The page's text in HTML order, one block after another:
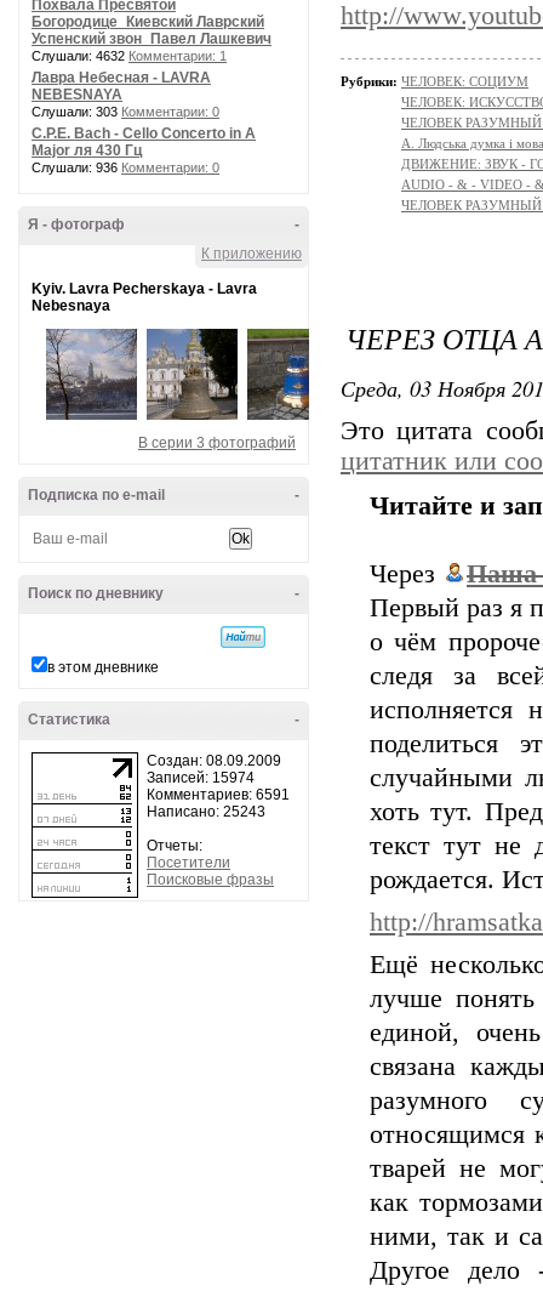
Похвала Пресвятой
Богородице_Киевский Лаврский
Успенский звон_Павел Лашкевич
Слушали: 4632 Комментарии: 1
Лавра Небесная - LAVRA
NEBESNAYA
Слушали: 303 Комментарии: 0
C.P.E. Bach - Cello Concerto in A
Major ля 430 Гц
Слушали: 936 Комментарии: 0
-
Я - фотограф
К приложению
Kyiv. Lavra Pecherskaya - Lavra
Nebesnaya
В серии 3 фотографий
-
Подписка по e-mail
-
Поиск по дневнику
в этом дневнике
-
Статистика
Создан: 08.09.2009
Записей: 15974
Комментариев: 6591
Написано: 25243
Отчеты:
Посетители
Поисковые фразы
http://
Рубрики: ЧЕЛОВЕК: СОЦИУМ
ЧЕЛОВЕК:
ЧЕЛОВЕК
A. Людська думка і мова
ДВИЖЕНИЕ: ЗВУК -
AUDIO - & - VIDEO -
ЧЕЛОВЕК
ЧЕРЕЗ ОТЦА
Среда, 03 Ноября
Это цитата
цитатник или
Читайте и
Через
Первый раз я
о чём
следя за
поделиться
случайными
хоть тут.
текст тут не
рождается.
http://
Ещё
лучше понять
единой,
связана
разумного
относящимся
тварей не
как
ними, так и
Другое дело